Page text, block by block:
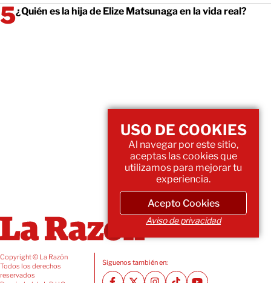
¿Quién es la hija de Elize Matsunaga en la vida real?
Copyright © La Razón
Todos los derechos
reservados
Siguenos también en:
USO DE COOKIES
Al navegar por este sitio,
aceptas las cookies que
utilizamos para mejorar tu
experiencia.
Acepto Cookies
Aviso de privacidad